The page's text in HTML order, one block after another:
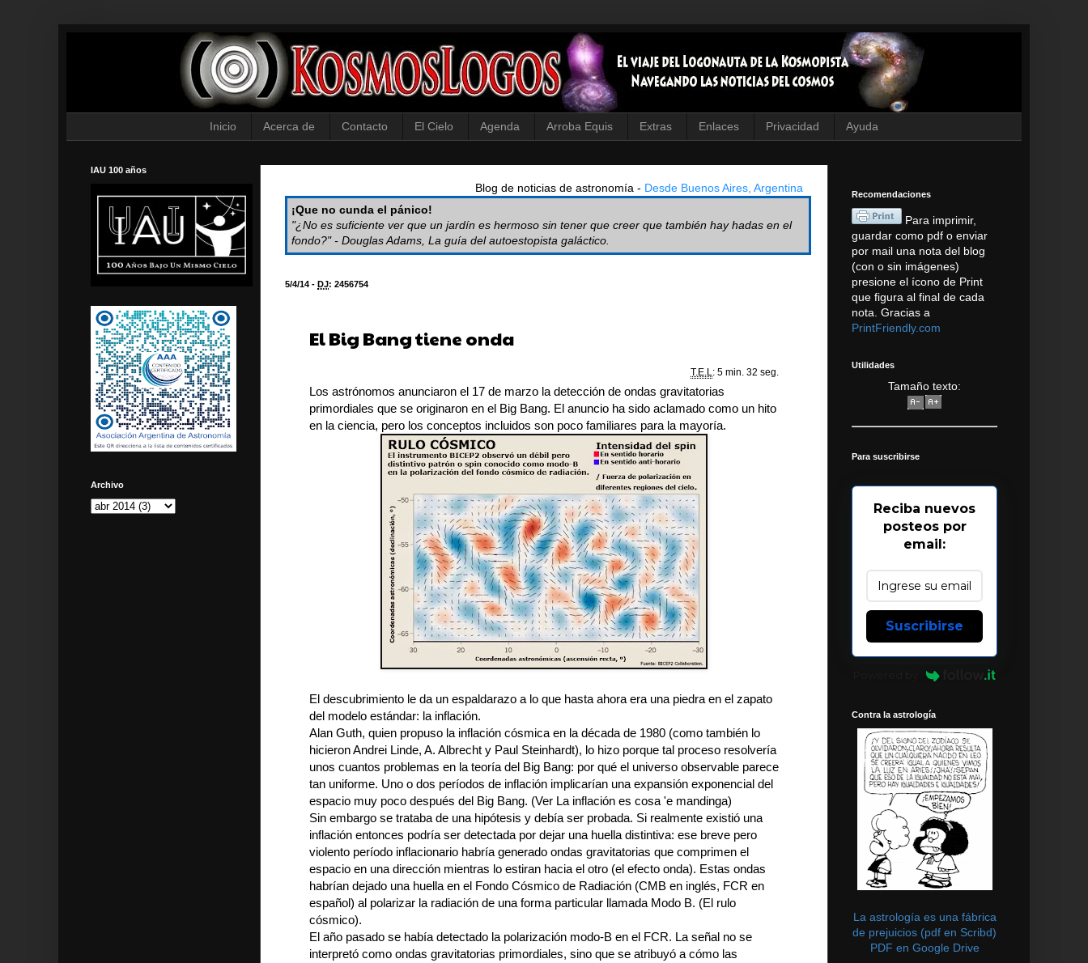
Inicio Acerca de Contacto El Cielo Agenda Arroba Equis Extras Enlaces Privacidad Ayuda
Blog de noticias de astronomía - Desde Buenos Aires, Argentina
¡Que no cunda el pánico!
"¿No es suficiente ver que un jardín es hermoso sin tener que creer que también hay hadas en el
fondo?" - Douglas Adams, La guía del autoestopista galáctico.
5/4/14 - DJ: 2456754
El Big Bang tiene onda
T.E.L: 5 min. 32 seg.
Los astrónomos anunciaron el 17 de marzo la detección de ondas gravitatorias
primordiales que se originaron en el Big Bang. El anuncio ha sido aclamado como un hito
en la ciencia, pero los conceptos incluidos son poco familiares para la mayoría.
El descubrimiento le da un espaldarazo a lo que hasta ahora era una piedra en el zapato
del modelo estándar: la inflación.
Alan Guth, quien propuso la inflación cósmica en la década de 1980 (como también lo
hicieron Andrei Linde, A. Albrecht y Paul Steinhardt), lo hizo porque tal proceso resolvería
unos cuantos problemas en la teoría del Big Bang: por qué el universo observable parece
tan uniforme. Uno o dos períodos de inflación implicarían una expansión exponencial del
espacio muy poco después del Big Bang. (Ver La inflación es cosa 'e mandinga)
Sin embargo se trataba de una hipótesis y debía ser probada. Si realmente existió una
inflación entonces podría ser detectada por dejar una huella distintiva: ese breve pero
violento período inflacionario habría generado ondas gravitatorias que comprimen el
espacio en una dirección mientras lo estiran hacia el otro (el efecto onda). Estas ondas
habrían dejado una huella en el Fondo Cósmico de Radiación (CMB en inglés, FCR en
español) al polarizar la radiación de una forma particular llamada Modo B. (El rulo
cósmico).
El año pasado se había detectado la polarización modo-B en el FCR. La señal no se
interpretó como ondas gravitatorias primordiales, sino que se atribuyó a cómo las
IAU 100 años
Archivo
Recomendaciones
Para imprimir,
guardar como pdf o enviar
por mail una nota del blog
(con o sin imágenes)
presione el ícono de Print
que figura al final de cada
nota. Gracias a
PrintFriendly.com
Utilidades
Tamaño texto:
Para suscribirse
Reciba nuevos
posteos por
email:
Suscribirse
Contra la astrología
La astrología es una fábrica
de prejuicios (pdf en Scribd)
PDF en Google Drive